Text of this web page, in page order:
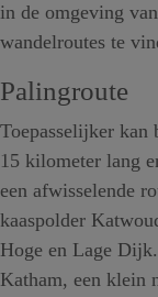
in de omgeving
wandelroutes te
Palingroute
Toepasselijker kan
15 kilometer lang
een afwisselende
kaaspolder
Hoge en Lage
Katham, een klein